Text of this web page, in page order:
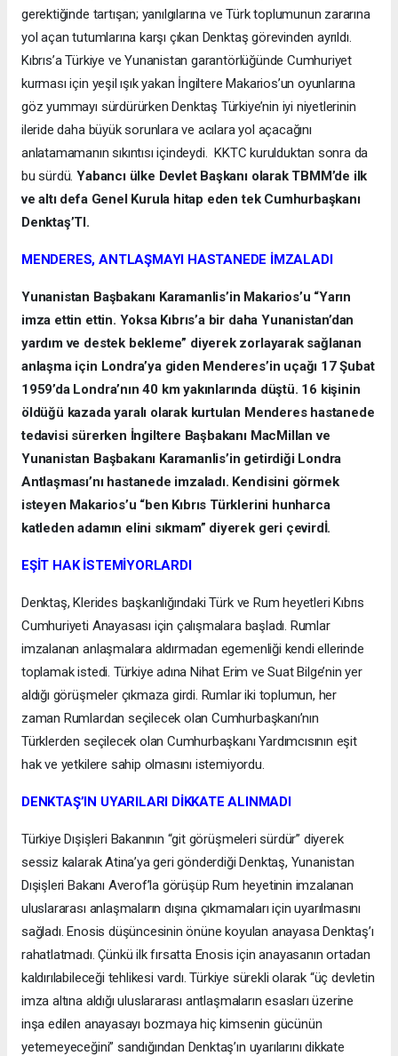
gerektiğinde tartışan; yanılgılarına ve Türk toplumunun zararına
yol açan tutumlarına karşı çıkan Denktaş görevinden ayrıldı.
Kıbrıs’a Türkiye ve Yunanistan garantörlüğünde Cumhuriyet
kurması için yeşil ışık yakan İngiltere Makarios’un oyunlarına
göz yummayı sürdürürken Denktaş Türkiye’nin iyi niyetlerinin
ileride daha büyük sorunlara ve acılara yol açacağını
anlatamamanın sıkıntısı içindeydi. KKTC kurulduktan sonra da
bu sürdü.Yabancı ülke Devlet Başkanı olarak TBMM’de ilk
ve altı defa Genel Kurula hitap eden tek Cumhurbaşkanı
Denktaş’TI.
MENDERES, ANTLAŞMAYI HASTANEDE İMZALADI
Yunanistan Başbakanı Karamanlis’in Makarios’u “Yarın
imza ettin ettin. Yoksa Kıbrıs’a bir daha Yunanistan’dan
yardım ve destek bekleme” diyerek zorlayarak sağlanan
anlaşma için Londra’ya giden Menderes’in uçağı 17 Şubat
1959’da Londra’nın 40 km yakınlarında düştü. 16 kişinin
öldüğü kazada yaralı olarak kurtulan Menderes hastanede
tedavisi sürerken İngiltere Başbakanı MacMillan ve
Yunanistan Başbakanı Karamanlis’in getirdiği Londra
Antlaşması’nı hastanede imzaladı. Kendisini görmek
isteyen Makarios’u “ben Kıbrıs Türklerini hunharca
katleden adamın elini sıkmam” diyerek geri çevirdİ.
EŞİT HAK İSTEMİYORLARDI
Denktaş, Klerides başkanlığındaki Türk ve Rum heyetleri Kıbrıs
Cumhuriyeti Anayasası için çalışmalara başladı. Rumlar
imzalanan anlaşmalara aldırmadan egemenliği kendi ellerinde
toplamak istedi. Türkiye adına Nihat Erim ve Suat Bilge’nin yer
aldığı görüşmeler çıkmaza girdi. Rumlar iki toplumun, her
zaman Rumlardan seçilecek olan Cumhurbaşkanı’nın
Türklerden seçilecek olan Cumhurbaşkanı Yardımcısının eşit
hak ve yetkilere sahip olmasını istemiyordu.
DENKTAŞ’IN UYARILARI DİKKATE ALINMADI
Türkiye Dışişleri Bakanının “git görüşmeleri sürdür” diyerek
sessiz kalarak Atina’ya geri gönderdiği Denktaş, Yunanistan
Dışişleri Bakanı Averof’la görüşüp Rum heyetinin imzalanan
uluslararası anlaşmaların dışına çıkmamaları için uyarılmasını
sağladı. Enosis düşüncesinin önüne koyulan anayasa Denktaş’ı
rahatlatmadı. Çünkü ilk fırsatta Enosis için anayasanın ortadan
kaldırılabileceği tehlikesi vardı. Türkiye sürekli olarak “üç devletin
imza altına aldığı uluslararası antlaşmaların esasları üzerine
inşa edilen anayasayı bozmaya hiç kimsenin gücünün
yetemeyeceğini” sandığından Denktaş’ın uyarılarını dikkate